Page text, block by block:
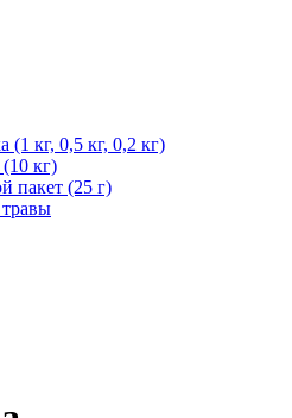
(1 кг, 0,5 кг, 0,2 кг)
кг)
пакет (25 г)